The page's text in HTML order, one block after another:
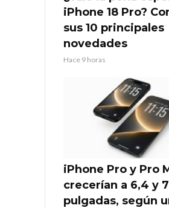
iPhone 18 Pro?
sus 10 principales
novedades
Hace 9 horas
iPhone Pro y Pro
crecerían a 6,4 y 7
pulgadas, según